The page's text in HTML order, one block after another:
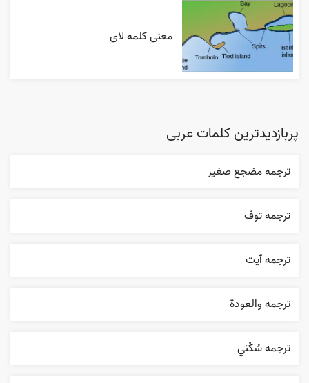
معنی کلمه لای
پربازدیدترین کلمات عربی
ترجمه مضجع صغير
ترجمه توف
ترجمه ٱیت
ترجمه والعودة
ترجمه سُکْني